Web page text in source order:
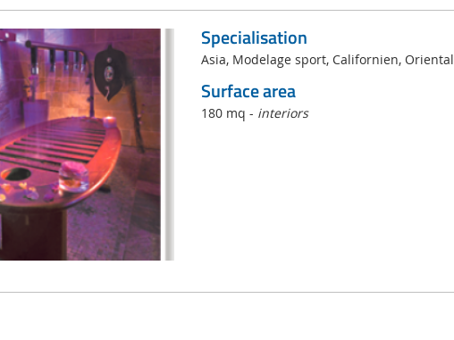
Specialisation
Asia, Modelage sport, Californien, Oriental
Surface area
180 mq - interiors